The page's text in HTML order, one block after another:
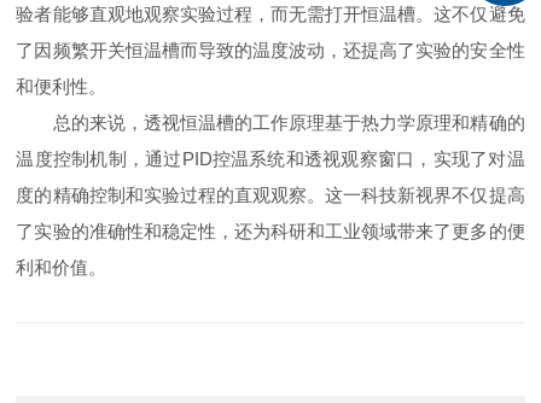
验者能够直观地观察实验过程，而无需打开恒温槽。这不仅避免
了因频繁开关恒温槽而导致的温度波动，还提高了实验的安全性
和便利性。
总的来说，透视恒温槽的工作原理基于热力学原理和精确的
温度控制机制，通过PID控温系统和透视观察窗口，实现了对温
度的精确控制和实验过程的直观观察。这一科技新视界不仅提高
了实验的准确性和稳定性，还为科研和工业领域带来了更多的便
利和价值。